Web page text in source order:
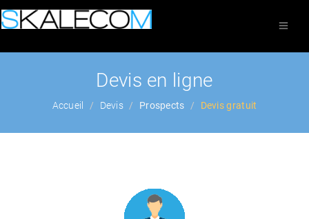
Devis en ligne
Accueil Devis Prospects Devis gratuit